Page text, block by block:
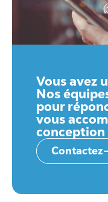
Vous avez
Nos
pour
vous